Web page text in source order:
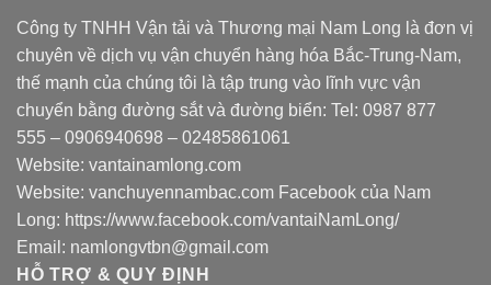
Công ty TNHH Vận tải và Thương mại Nam Long là đơn vị
chuyên về dịch vụ vận chuyển hàng hóa Bắc-Trung-Nam,
thế mạnh của chúng tôi là tập trung vào lĩnh vực vận
chuyển bằng đường sắt và đường biển: Tel: 0987 877
555 – 0906940698 – 02485861061
Website: vantainamlong.com
Website: vanchuyennambac.com Facebook của Nam
Long: https://www.facebook.com/vantaiNamLong/
Email: namlongvtbn@gmail.com
HỖ TRỢ & QUY ĐỊNH